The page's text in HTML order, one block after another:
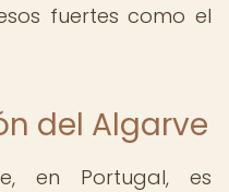
fuertes como el
del Algarve
en Portugal, es